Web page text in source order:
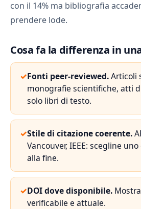
con il 14% ma bibliografia
prendere lode.
Cosa fa la differenza in
✓Fonti peer-reviewed.Articoli
monografie scientifiche, atti
solo libri di testo.
✓Stile di citazione coerente.
Vancouver, IEEE: scegline
alla fine.
✓DOI dove disponibile.
verificabile e attuale.